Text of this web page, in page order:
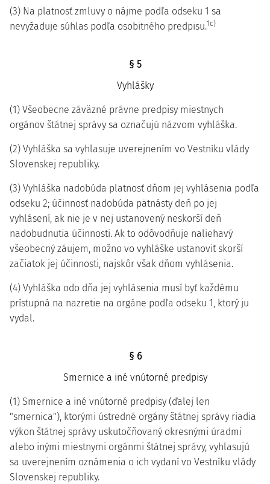
(3) Na platnosť zmluvy o nájme podľa odseku 1 sa
nevyžaduje súhlas podľa osobitného predpisu.1c)
§ 5
Vyhlášky
(1) Všeobecne záväzné právne predpisy miestnych
orgánov štátnej správy sa označujú názvom vyhláška.
(2) Vyhláška sa vyhlasuje uverejnením vo Vestníku vlády
Slovenskej republiky.
(3) Vyhláška nadobúda platnosť dňom jej vyhlásenia podľa
odseku 2; účinnosť nadobúda pätnásty deň po jej
vyhlásení, ak nie je v nej ustanovený neskorší deň
nadobudnutia účinnosti. Ak to odôvodňuje naliehavý
všeobecný záujem, možno vo vyhláške ustanoviť skorší
začiatok jej účinnosti, najskôr však dňom vyhlásenia.
(4) Vyhláška odo dňa jej vyhlásenia musí byť každému
prístupná na nazretie na orgáne podľa odseku 1, ktorý ju
vydal.
§ 6
Smernice a iné vnútorné predpisy
(1) Smernice a iné vnútorné predpisy (ďalej len
"smernica"), ktorými ústredné orgány štátnej správy riadia
výkon štátnej správy uskutočňovaný okresnými úradmi
alebo inými miestnymi orgánmi štátnej správy, vyhlasujú
sa uverejnením oznámenia o ich vydaní vo Vestníku vlády
Slovenskej republiky.